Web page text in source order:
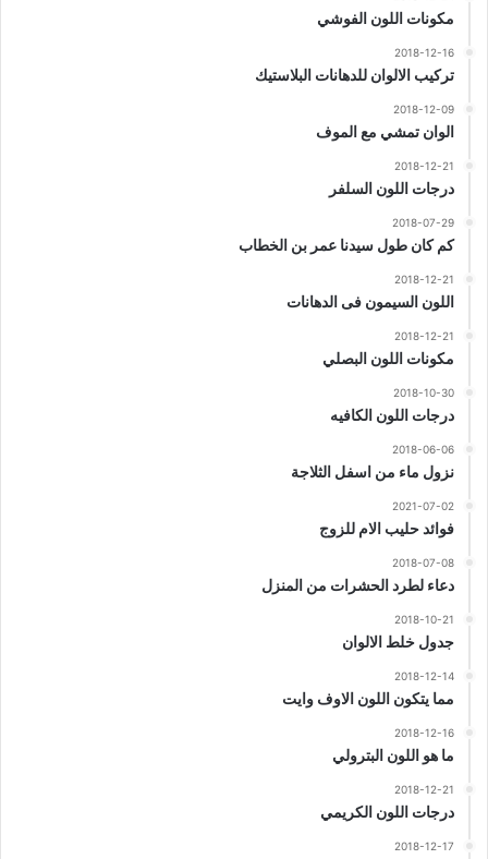
مكونات اللون الفوشي
2018-12-16
تركيب الالوان للدهانات البلاستيك
2018-12-09
الوان تمشي مع الموف
2018-12-21
درجات اللون السلفر
2018-07-29
كم كان طول سيدنا عمر بن الخطاب
2018-12-21
اللون السيمون فى الدهانات
2018-12-21
مكونات اللون البصلي
2018-10-30
درجات اللون الكافيه
2018-06-06
نزول ماء من اسفل الثلاجة
2021-07-02
فوائد حليب الام للزوج
2018-07-08
دعاء لطرد الحشرات من المنزل
2018-10-21
جدول خلط الالوان
2018-12-14
مما يتكون اللون الاوف وايت
2018-12-16
ما هو اللون البترولي
2018-12-21
درجات اللون الكريمي
2018-12-17